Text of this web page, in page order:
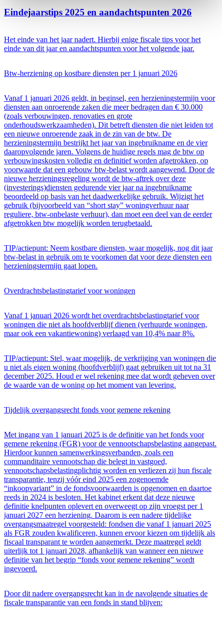
Eindejaarstips 2025 en aandachtspunten 2026
Het einde van het jaar nadert. Hierbij enige fiscale tips voor het
einde van dit jaar en aandachtspunten voor het volgende jaar.
Btw-herziening op kostbare diensten per 1 januari 2026
Vanaf 1 januari 2026 geldt, in beginsel, een herzieningstermijn voor
diensten aan onroerende zaken die meer bedragen dan € 30.000
(zoals verbouwingen, renovaties en grote
onderhoudswerkzaamheden). Dit betreft diensten die niet leiden tot
een nieuwe onroerende zaak in de zin van de btw. De
herzieningstermijn bestrijkt het jaar van ingebruikname en de vier
daaropvolgende jaren. Volgens de huidige regels mag de btw op
verbouwingskosten volledig en definitief worden afgetrokken, op
voorwaarde dat een gebouw btw-belast wordt aangewend. Door de
nieuwe herzieningsregeling wordt de btw-aftrek over deze
(investerings)diensten gedurende vier jaar na ingebruikname
beoordeeld op basis van het daadwerkelijke gebruik. Wijzigt het
gebruik (bijvoorbeeld van “short stay” woningverhuur naar
reguliere, btw-onbelaste verhuur), dan moet een deel van de eerder
afgetrokken btw mogelijk worden terugbetaald.
TIP/actiepunt: Neem kostbare diensten, waar mogelijk, nog dit jaar
btw-belast in gebruik om te voorkomen dat voor deze diensten een
herzieningstermijn gaat lopen.
Overdrachtsbelastingtarief voor woningen
Vanaf 1 januari 2026 wordt het overdrachtsbelastingtarief voor
woningen die niet als hoofdverblijf dienen (verhuurde woningen,
maar ook een vakantiewoning) verlaagd van 10,4% naar 8%.
TIP/actiepunt: Stel, waar mogelijk, de verkrijging van woningen die
u niet als eigen woning (hoofdverblijf) gaat gebruiken uit tot na 31
december 2025. Houd er wel rekening mee dat wordt geheven over
de waarde van de woning op het moment van levering.
Tijdelijk overgangsrecht fonds voor gemene rekening
Met ingang van 1 januari 2025 is de definitie van het fonds voor
gemene rekening (FGR) voor de vennootschapsbelasting aangepast.
Hierdoor kunnen samenwerkingsverbanden, zoals een
commanditaire vennootschap die belegt in vastgoed,
vennootschapsbelastingplichtig worden en verliezen zij hun fiscale
transparantie, tenzij vóór eind 2025 een zogenoemde
“inkoopvariant” in de fondsvoorwaarden is opgenomen en daartoe
reeds in 2024 is besloten. Het kabinet erkent dat deze nieuwe
definitie knelpunten oplevert en overweegt op zijn vroegst per 1
januari 2027 een herziening. Daarom is een nadere tijdelijke
overgangsmaatregel voorgesteld: fondsen die vanaf 1 januari 2025
als FGR zouden kwalificeren, kunnen ervoor kiezen om tijdelijk als
fiscaal transparant te worden aangemerkt. Deze maatregel geldt
uiterlijk tot 1 januari 2028, afhankelijk van wanneer een nieuwe
definitie van het begrip “fonds voor gemene rekening” wordt
ingevoerd.
Door dit nadere overgangsrecht kan in de navolgende situaties de
fiscale transparantie van een fonds in stand blijven: